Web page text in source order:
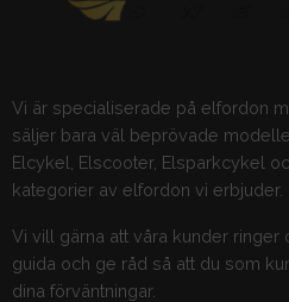
Vi är specialiserade på elfordon
säljer bara väl beprövade
Elcykel, Elscooter, Elsparkcykel
kategorier av elfordon vi erbjuder.
Vi vill gärna att våra kunder ringer
guida och ge råd så att du som
dina förväntningar.